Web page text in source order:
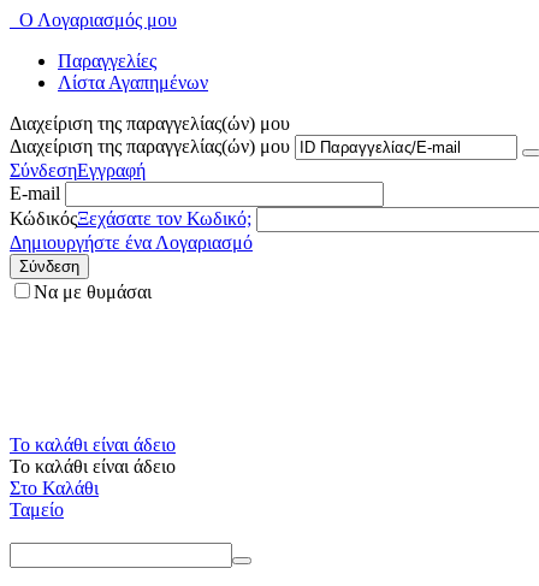
Ο Λογαριασμός μου
Παραγγελίες
Λίστα Αγαπημένων
Διαχείριση της παραγγελίας(ών) μου
Διαχείριση της παραγγελίας(ών) μου
ΣύνδεσηΕγγραφή
E-mail
ΚώδικόςΞεχάσατε τον Κωδικό;
Δημιουργήστε ένα Λογαριασμό
Σύνδεση
Να με θυμάσαι
Το καλάθι είναι άδειο
Το καλάθι είναι άδειο
Στο Καλάθι
Ταμείο